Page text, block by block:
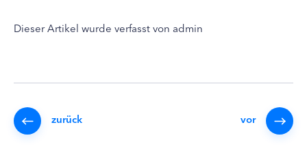
Dieser Artikel wurde verfasst von admin
zurück vor